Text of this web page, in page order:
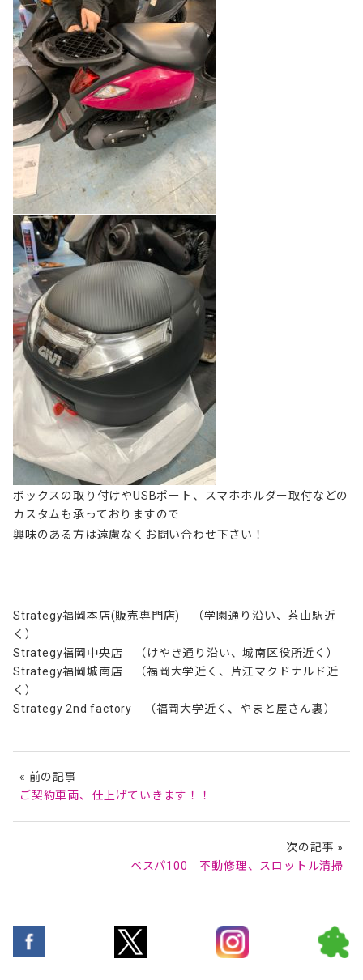
ボックスの取り付けやUSBポート、スマホホルダー取付などの
カスタムも承っておりますので
興味のある方は遠慮なくお問い合わせ下さい！
Strategy福岡本店(販売専門店)
（学園通り沿い、茶山駅近
く）
Strategy福岡中央店 （けやき通り沿い、城南区役所近く）
Strategy福岡城南店 （福岡大学近く、片江マクドナルド近
く）
Strategy 2nd factory （福岡大学近く、やまと屋さん裏）
« 前の記事
ご契約車両、仕上げていきます！！
次の記事 »
ベスパ100 不動修理、スロットル清掃